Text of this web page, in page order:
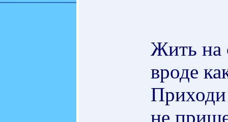
Жить на
вроде
Приходи
не